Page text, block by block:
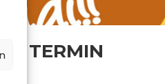
TERMIN